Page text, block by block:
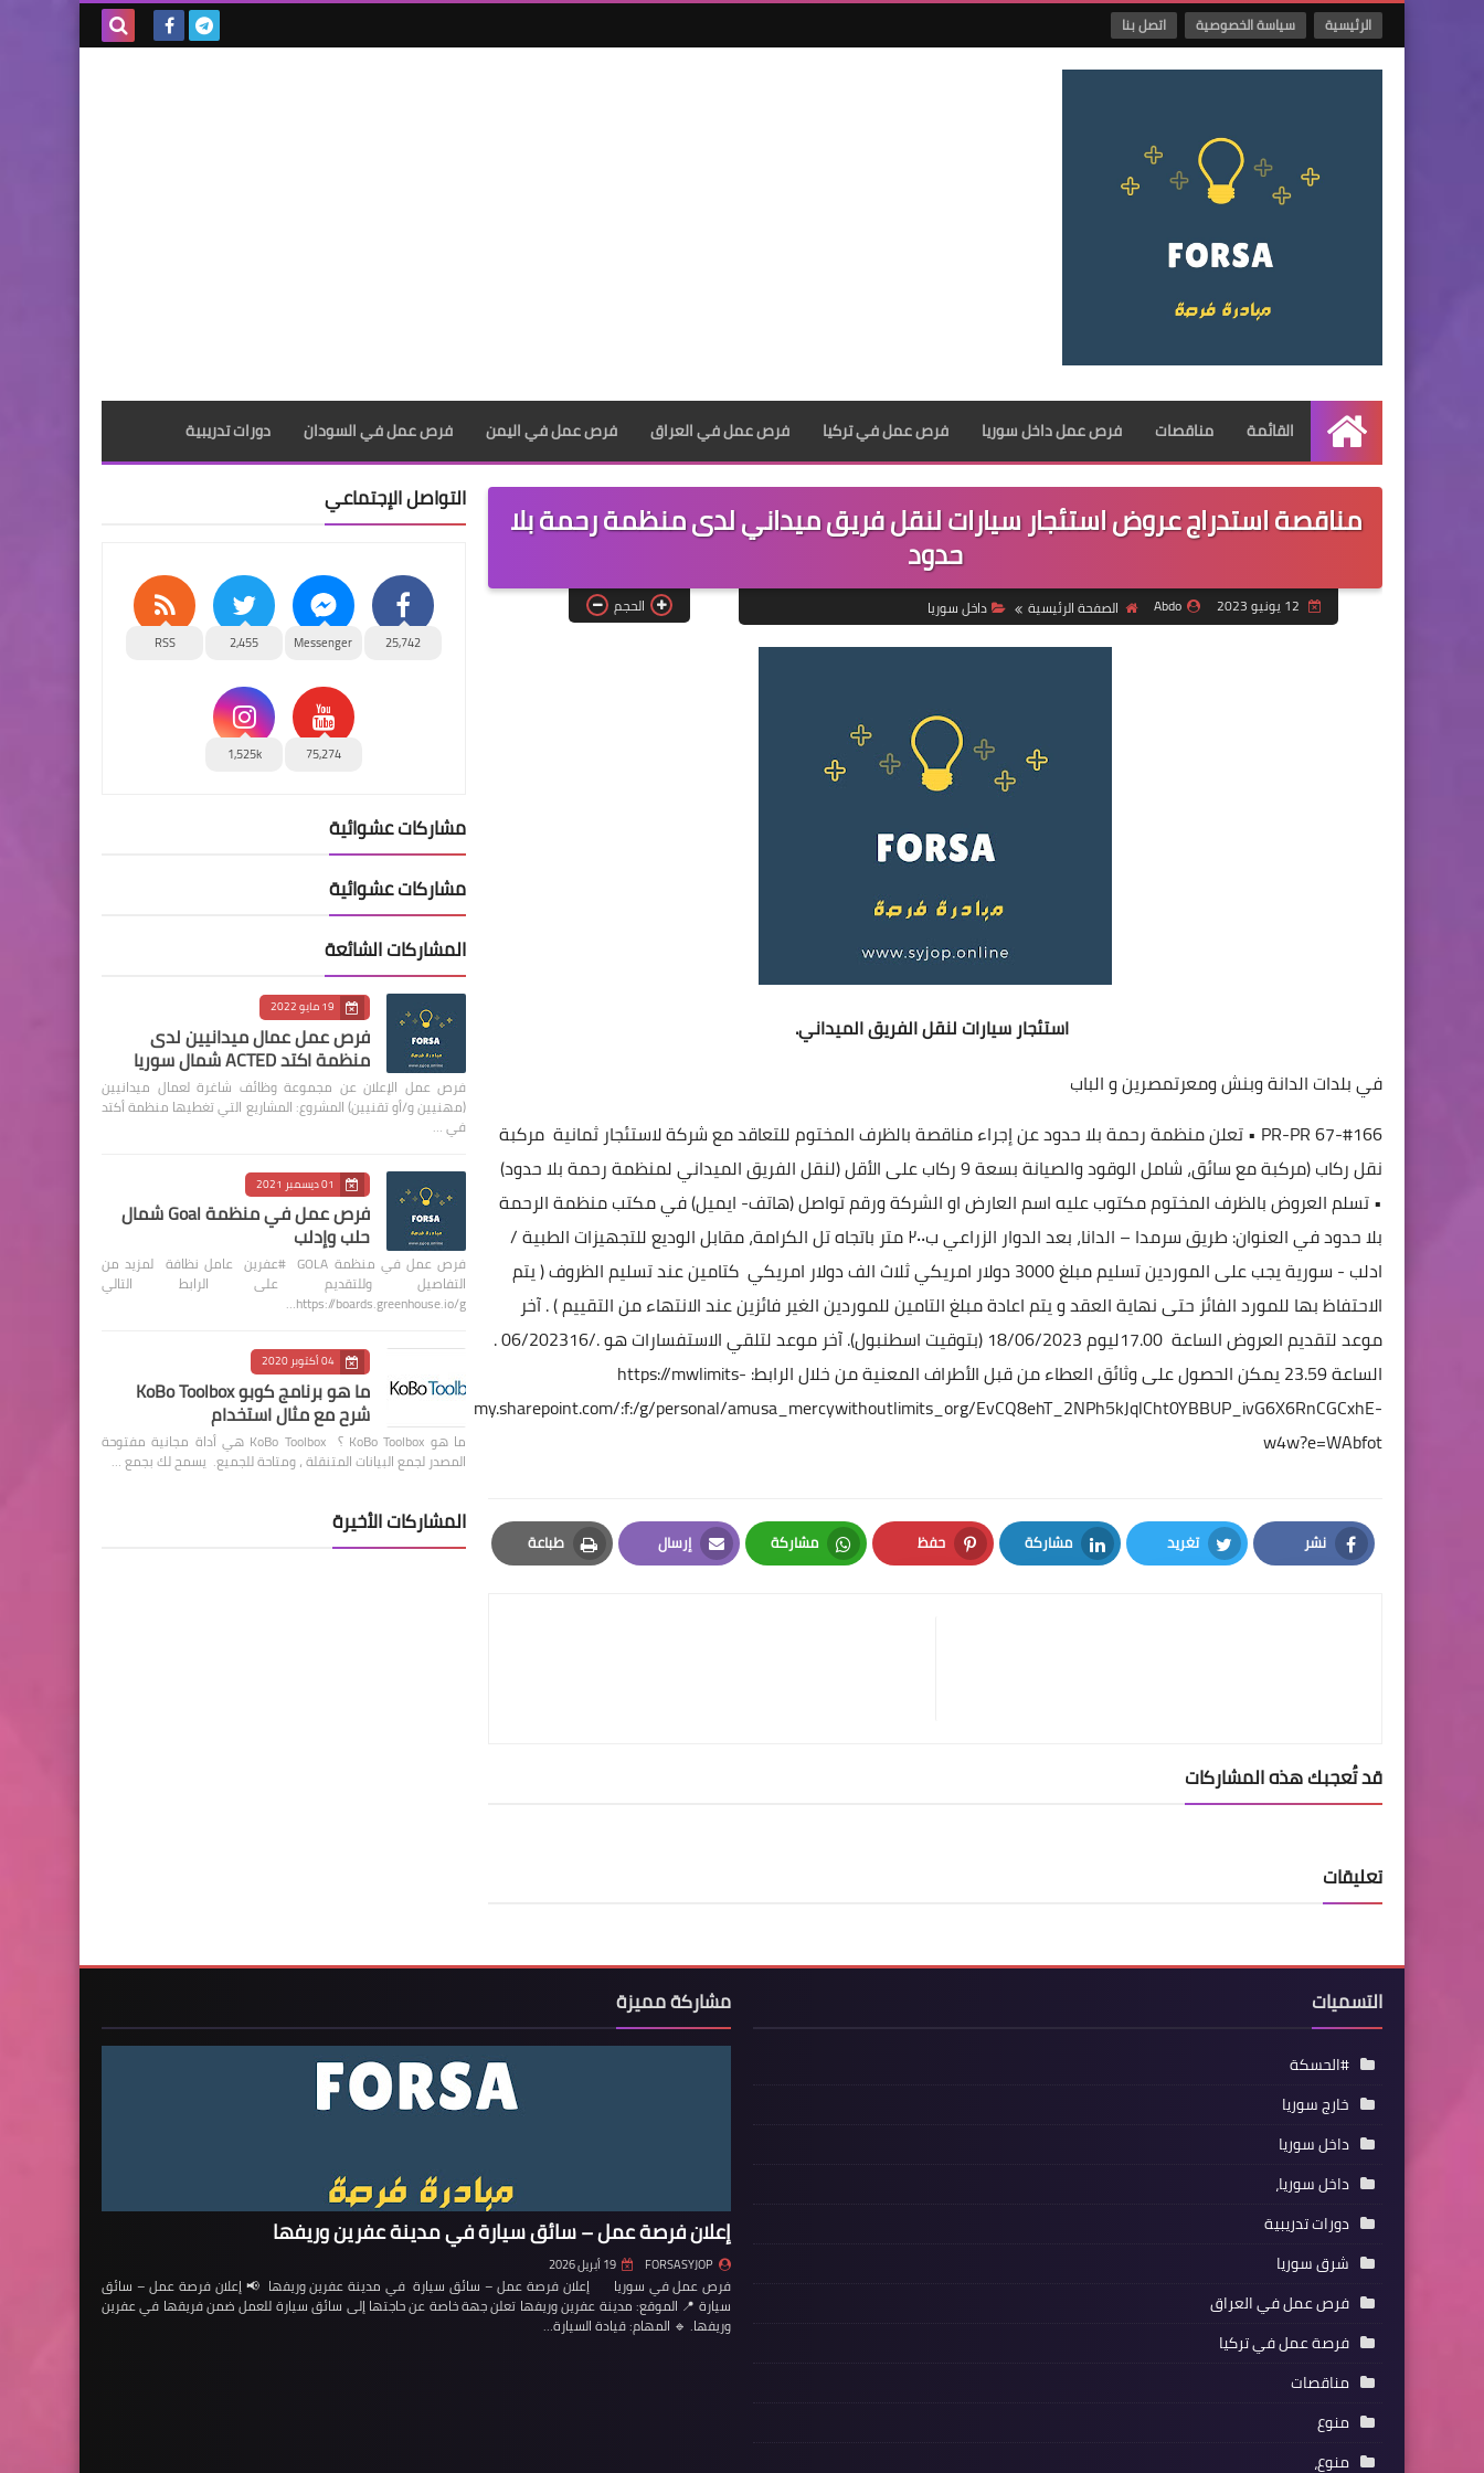
الرئيسية سياسة الخصوصية اتصل بنا
الرئيسية
القائمة مناقصات فرص عمل داخل سوريا فرص عمل في تركيا فرص عمل في العراق فرص عمل في اليمن فرص عمل في السودان دورات تدريبية
مناقصة استدراج عروض استئجار سيارات لنقل فريق ميداني لدى منظمة رحمة بلا
حدود
Abdo الصفحة الرئيسية داخل سوريا الحجم
استئجار سيارات لنقل الفريق الميداني.
في بلدات الدانة وبنش ومعرتمصرين و الباب
#166
-PR-PR 67
• تعلن منظمة رحمة بلا حدود عن إجراء مناقصة بالظرف المختوم للتعاقد مع شركة لاستئجار ثمانية مركبة
نقل ركاب (مركبة مع سائق، شامل الوقود والصيانة بسعة 9 ركاب على الأقل (لنقل الفريق الميداني لمنظمة رحمة بلا حدود)
• تسلم العروض بالظرف المختوم مكتوب عليه اسم العارض او الشركة ورقم تواصل (هاتف- ايميل) في مكتب منظمة الرحمة
بلا حدود في العنوان:
طريق سرمدا – الدانا، بعد الدوار الزراعي ب٢٠٠ متر باتجاه تل الكرامة، مقابل الوديع للتجهيزات الطبية /
ادلب - سورية
يجب على الموردين تسليم مبلغ 3000 دولار امريكي ثلاث الف دولار امريكي كتامين عند تسليم الظروف ( يتم
الاحتفاظ بها للمورد الفائز حتى نهاية العقد و يتم اعادة مبلغ التامين للموردين الغير فائزين عند الانتهاء من التقييم ) .آخر
موعد لتقديم العروضالساعة 17.00ليوم 18/06/2023 (بتوقيت اسطنبول).آخر موعد لتلقي الاستفسارات هو
./06/202316 .
الساعة 23.59
يمكن الحصول على وثائق العطاء من قبل الأطراف المعنية من خلال الرابط: https://mwlimits-
my.sharepoint.com/:f:/g/personal/amusa_mercywithoutlimits_org/EvCQ8ehT_2NPh5kJqlCht0YBBUP_ivG6X6RnCGCxhE-
w4w?e=WAbfot
نشر
Facebook
تغريد
Twitter
مشاركة
LinkedIn
حفظ
Pinterest
مشاركة
Whatsapp
إرسال
Email
طباعة
Print
قد تُعجبك هذه المشاركات
تعليقات
التواصل الإجتماعي
25,742
Messenger
2,455
RSS
75,274
1,525k
مشاركات عشوائية
مشاركات عشوائية
المشاركات الشائعة
19 مايو 2022
فرص عمل عمال ميدانيين لدى
منظمة اكتد ACTED شمال سوريا
فرص عمل الإعلان عن مجموعة وظائف شاغرة لعمال ميدانيين
(مهنيين و/أو تقنيين) المشروع: المشاريع التي تغطيها منظمة أكتد
في …
01 ديسمبر 2021
فرص عمل في منظمة Goal شمال
حلب وإدلب
فرص عمل في منظمة GOLA #عفرين عامل نظافة لمزيد من
التفاصيل وللتقديم على الرابط التالي
https://boards.greenhouse.io/g…
04 أكتوبر 2020
ما هو برنامج كوبو KoBo Toolbox
شرح مع مثال استخدام
ما هو KoBo Toolbox ؟ KoBo Toolbox هي أداة مجانية مفتوحة
المصدر لجمع البيانات المتنقلة ، ومتاحة للجميع. يسمح لك بجمع …
المشاركات الأخيرة
التسميات
#الحسكة
خارج سوريا
داخل سوريا
داخل سوريا،
دورات تدريبية
شرق سوريا
فرص عمل في العراق
فرصة عمل في تركيا
مناقصات
منوع
منوع،
مشاركة مميزة
إعلان فرصة عمل – سائق سيارة في مدينة عفرين وريفها
FORSASYJOP 19 أبريل 2026
فرص عمل في سوريا إعلان فرصة عمل – سائق سيارة في مدينة عفرين وريفها 📢 إعلان فرصة عمل – سائق
سيارة 📍 الموقع: مدينة عفرين وريفها تعلن جهة خاصة عن حاجتها إلى سائق سيارة للعمل ضمن فريقها في عفرين
وريفها. 🔹 المهام: قيادة السيارة…